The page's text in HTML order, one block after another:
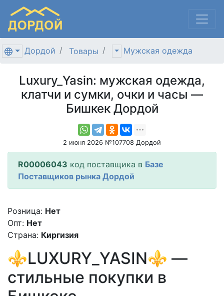
Дордой Товары Мужская одежда
Luxury_Yasin: мужская одежда,
клатчи и сумки, очки и часы —
Бишкек Дордой
2 июня 2026 №107708 Дордой
R00006043 код поставщика в Базе
Поставщиков рынка Дордой
Розница: Нет
Опт: Нет
Страна: Киргизия
⚜️LUXURY_YASIN⚜️ —
стильные покупки в